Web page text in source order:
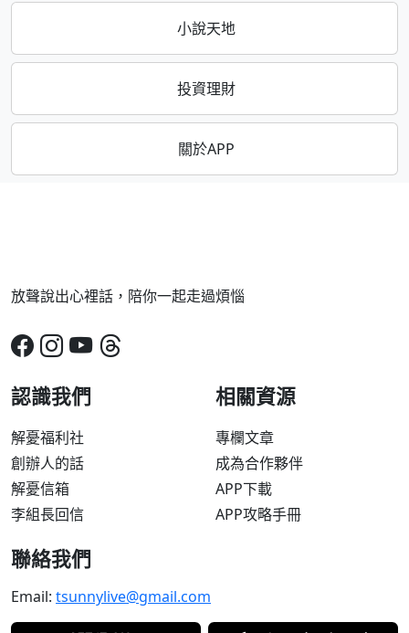
小說天地
投資理財
關於APP
放聲說出心裡話，陪你一起走過煩惱
認識我們
解憂福利社
創辦人的話
解憂信箱
李組長回信
相關資源
專欄文章
成為合作夥伴
APP下載
APP攻略手冊
聯絡我們
Email: tsunnylive@gmail.com